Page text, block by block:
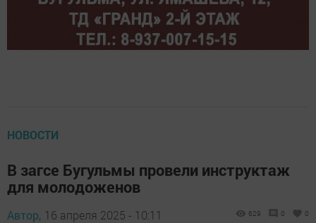
НОВОСТИ
В загсе Бугульмы провели инструктаж
для молодоженов
Автор, 16 апреля 2025 - 10:11 629 0 0